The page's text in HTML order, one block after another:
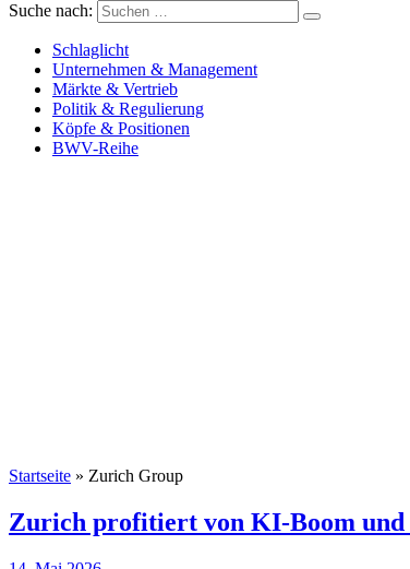
Versicherungswirtschaft-heute
Suche nach:
Schlaglicht
Unternehmen & Management
Märkte & Vertrieb
Politik & Regulierung
Köpfe & Positionen
BWV-Reihe
Startseite » Zurich Group
Zurich profitiert von KI-Boom